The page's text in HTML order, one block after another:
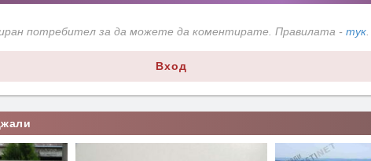
потребител за да можете да коментирате. Правилата - тук.
Вход